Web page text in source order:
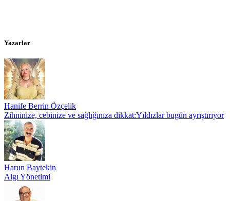
Yazarlar
Hanife Berrin Özçelik
Zihninize, cebinize ve sağlığınıza dikkat:Yıldızlar bugün ayrıştırıyor
Harun Baytekin
Algı Yönetimi